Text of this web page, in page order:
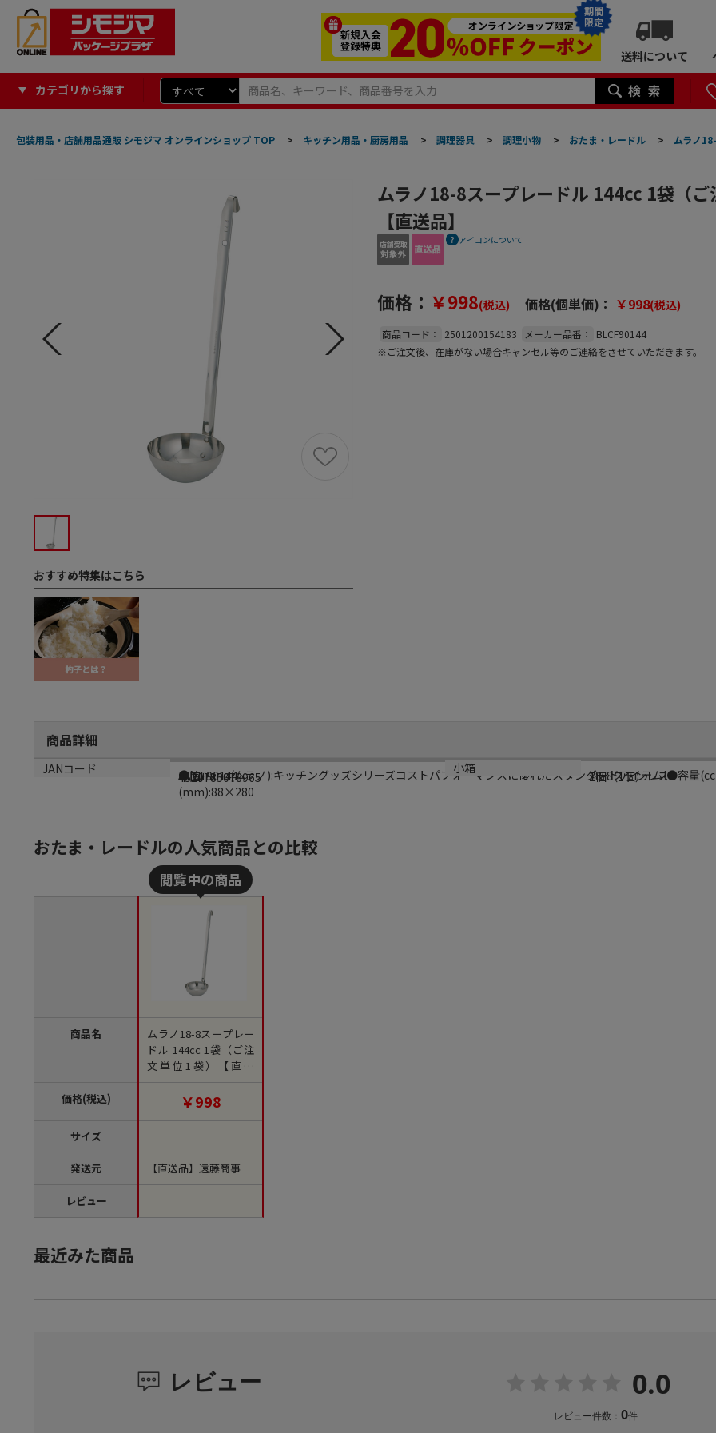
期間
限定
送料について
カテゴリから探す
包装用品・店舗用品通販 シモジマ オンラインショップ TOP > キッチン用品・厨房用品 > 調理器具 > 調理小物 > おたま・レードル > ムラノ
おすすめ特集はこちら
ムラノ18-8スープレードル 144cc 1袋（ご
【直送品】
アイコンについて
価格： ￥998(税込) 価格(個単価)： ￥998(税込)
商品コード： 2501200154183 メーカー品番：
BLCF90144
※ご注文後、在庫がない場合キャンセル等のご連絡をさせていただきます。
商品詳細
商品説明
●Murano(ムラノ):キッチングッズシリーズコストパフォーマンスに優れたスタンダードアイテム!●容量
(mm):88×280
メーカー品番
BLCF90144
材質
18-8ステンレス
生産国
中国
小箱
1個（1個）
JANコード
4520785078965
おたま・レードルの人気商品との比較
商品名
価格(税込)
サイズ
発送元
レビュー
ムラノ18-8スープレー
ドル 144cc 1袋（ご注
文単位1袋）【直送
品】
￥998
【直送品】遠藤商事
最近みた商品
レビュー 0.0
レビュー件数： 0件